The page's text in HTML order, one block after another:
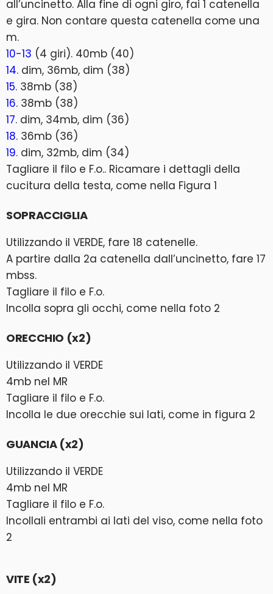
all’uncinetto. Alla fine di ogni giro, fai 1 catenella
e gira. Non contare questa catenella come una
m.
10-13 (4 giri). 40mb (40)
14. dim, 36mb, dim (38)
15. 38mb (38)
16. 38mb (38)
17. dim, 34mb, dim (36)
18. 36mb (36)
19. dim, 32mb, dim (34)
Tagliare il filo e F.o.. Ricamare i dettagli della
cucitura della testa, come nella Figura 1
SOPRACCIGLIA
Utilizzando il VERDE, fare 18 catenelle.
A partire dalla 2a catenella dall’uncinetto, fare 17
mbss.
Tagliare il filo e F.o.
Incolla sopra gli occhi, come nella foto 2
ORECCHIO (x2)
Utilizzando il VERDE
4mb nel MR
Tagliare il filo e F.o.
Incolla le due orecchie sui lati, come in figura 2
GUANCIA (x2)
Utilizzando il VERDE
4mb nel MR
Tagliare il filo e F.o.
Incollali entrambi ai lati del viso, come nella foto
2
VITE (x2)